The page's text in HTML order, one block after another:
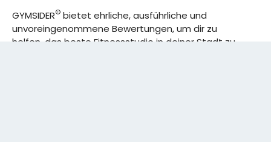
GYMSIDER© bietet ehrliche, ausführliche und
unvoreingenommene Bewertungen, um dir zu
helfen, das beste Fitnessstudio in deiner Stadt zu